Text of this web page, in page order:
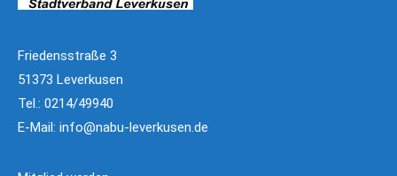
Friedensstraße 3
51373 Leverkusen
Tel.: 0214/49940
E-Mail: info@nabu-leverkusen.de